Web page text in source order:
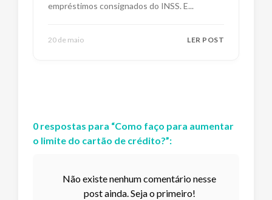
empréstimos consignados do INSS. E...
20 de maio LER POST
0 respostas para “Como faço para aumentar
o limite do cartão de crédito?”:
Não existe nenhum comentário nesse
post ainda. Seja o primeiro!